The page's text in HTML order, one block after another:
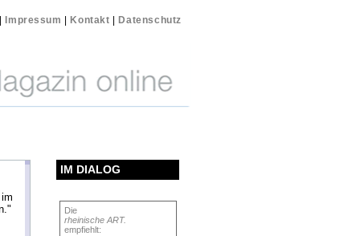
Impressum Kontakt Datenschutz
IM DIALOG
Die
rheinische ART.
empfiehlt: